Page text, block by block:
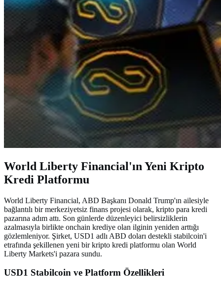
World Liberty Financial'ın Yeni Kripto
Kredi Platformu
World Liberty Financial, ABD Başkanı Donald Trump'ın ailesiyle
bağlantılı bir merkeziyetsiz finans projesi olarak, kripto para kredi
pazarına adım attı. Son günlerde düzenleyici belirsizliklerin
azalmasıyla birlikte onchain krediye olan ilginin yeniden arttığı
gözlemleniyor. Şirket, USD1 adlı ABD doları destekli stabilcoin'i
etrafında şekillenen yeni bir kripto kredi platformu olan World
Liberty Markets'i pazara sundu.
USD1 Stabilcoin ve Platform Özellikleri